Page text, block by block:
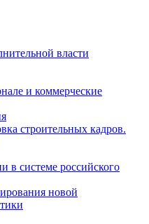
власти
и коммерческие
строительных кадров.
в системе российского
новой